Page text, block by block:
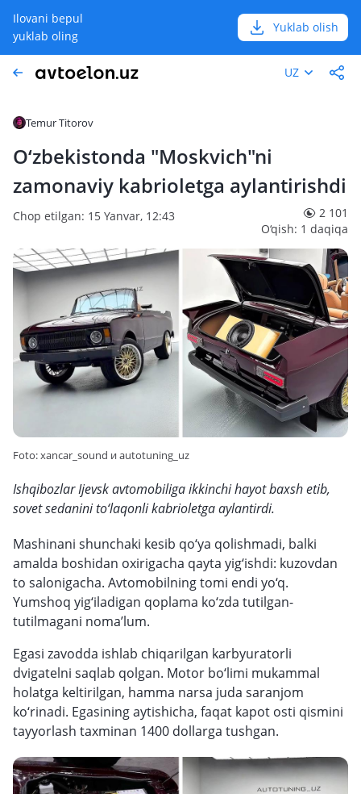
Ilovani bepul
yuklab oling
Yuklab olish
UZ
Temur Titorov
O‘zbekistonda "Moskvich"ni
zamonaviy kabrioletga aylantirishdi
Chop etilgan: 15 Yanvar, 12:43
2 101
O‘qish: 1 daqiqa
Foto: xancar_sound и autotuning_uz
Ishqibozlar Ijevsk avtomobiliga ikkinchi hayot baxsh etib,
sovet sedanini to‘laqonli kabrioletga aylantirdi.
Mashinani shunchaki kesib qo‘ya qolishmadi, balki
amalda boshidan oxirigacha qayta yig‘ishdi: kuzovdan
to salonigacha. Avtomobilning tomi endi yo‘q.
Yumshoq yig‘iladigan qoplama ko‘zda tutilgan-
tutilmagani noma’lum.
Egasi zavodda ishlab chiqarilgan karbyuratorli
dvigatelni saqlab qolgan. Motor bo‘limi mukammal
holatga keltirilgan, hamma narsa juda saranjom
ko‘rinadi. Egasining aytishicha, faqat kapot osti qismini
tayyorlash taxminan 1400 dollarga tushgan.